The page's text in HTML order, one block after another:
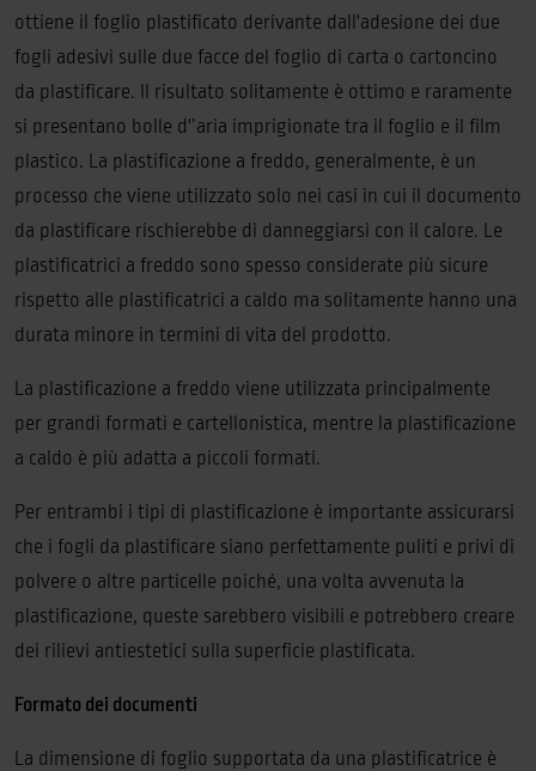
ottiene il foglio plastificato derivante dall'adesione dei due
fogli adesivi sulle due facce del foglio di carta o cartoncino
da plastificare. Il risultato solitamente è ottimo e raramente
si presentano bolle d'’aria imprigionate tra il foglio e il film
plastico. La plastificazione a freddo, generalmente, è un
processo che viene utilizzato solo nei casi in cui il documento
da plastificare rischierebbe di danneggiarsi con il calore. Le
plastificatrici a freddo sono spesso considerate più sicure
rispetto alle plastificatrici a caldo ma solitamente hanno una
durata minore in termini di vita del prodotto.
La plastificazione a freddo viene utilizzata principalmente
per grandi formati e cartellonistica, mentre la plastificazione
a caldo è più adatta a piccoli formati.
Per entrambi i tipi di plastificazione è importante assicurarsi
che i fogli da plastificare siano perfettamente puliti e privi di
polvere o altre particelle poiché, una volta avvenuta la
plastificazione, queste sarebbero visibili e potrebbero creare
dei rilievi antiestetici sulla superficie plastificata.
Formato dei documenti
La dimensione di foglio supportata da una plastificatrice è